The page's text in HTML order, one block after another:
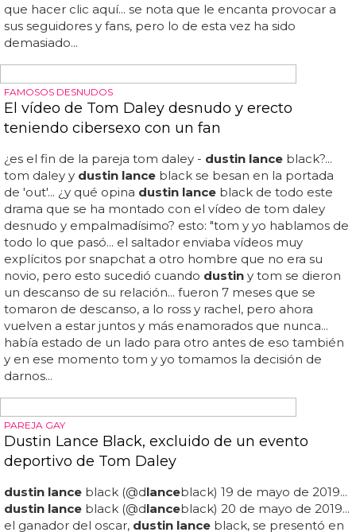
vídeo caliente de los ejercicios de fitness de tom daley...
pero ahí queda esto... escándalo: más fotos filtradas de
tom daley desnudo, incluyendo un selfie con el pene
¡QUÉ SUERTE!
Tom Daley se deja tocar por el actor Joe Swash
Actor al que odiamos desde el momento en el que
diposita su mano sobre la tableta de chocolate del joven
lanceblack, caminando por la calle y haciéndose
arrumacos en unas escaleras mecánicas (si eso no es
amor, que baje dios y lo vea)... qué suerte tenemos de
que tom daley practique un deporte que le obligue a
llevar un mini bañador que deja poco lugar a la
imaginación... así es, amigos, tom daley se deja sobar por
otro hombre ¡y ante las cámaras!... hoy te traemos un par